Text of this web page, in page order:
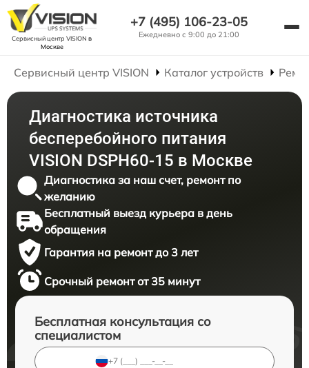
Сервисный центр VISION в
Москве
+7 (495) 106-23-05
Ежедневно с 9:00 до 21:00
Сервисный центр VISION Каталог устройств
Диагностика источника
бесперебойного питания
VISION DSPH60-15 в Москве
Диагностика за наш счет, ремонт по
желанию
Бесплатный выезд курьера в день
обращения
Гарантия на ремонт до 3 лет
Срочный ремонт от 35 минут
Бесплатная консультация со
специалистом